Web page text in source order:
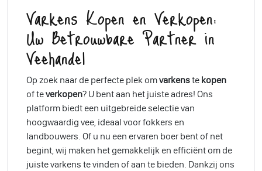
Varkens Kopen en Verkopen:
Uw Betrouwbare Partner in
Veehandel
Op zoek naar de perfecte plek omvarkenste kopen
of teverkopen? U bent aan het juiste adres! Ons
platform biedt een uitgebreide selectie van
hoogwaardig vee, ideaal voor fokkers en
landbouwers. Of u nu een ervaren boer bent of net
begint, wij maken het gemakkelijk en efficiënt om de
juiste varkens te vinden of aan te bieden. Dankzij ons